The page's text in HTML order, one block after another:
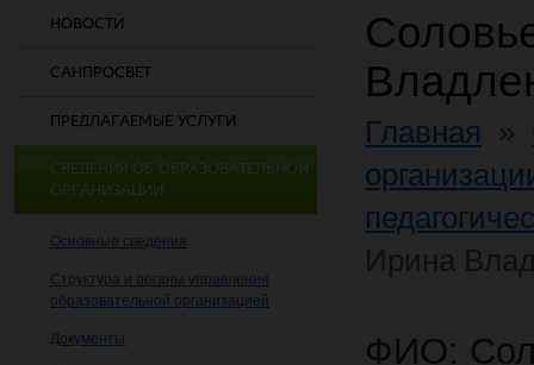
НОВОСТИ
САНПРОСВЕТ
ПРЕДЛАГАЕМЫЕ УСЛУГИ
СВЕДЕНИЯ ОБ ОБРАЗОВАТЕЛЬНОЙ
ОРГАНИЗАЦИИ
Основные сведения
Структура и органы управления
образовательной организацией
Документы
Главная
ФИО: